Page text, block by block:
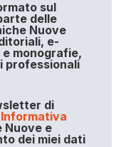
sul
delle
Nuove
e-
monografie,
professionali
di
Informativa
e
dei miei dati